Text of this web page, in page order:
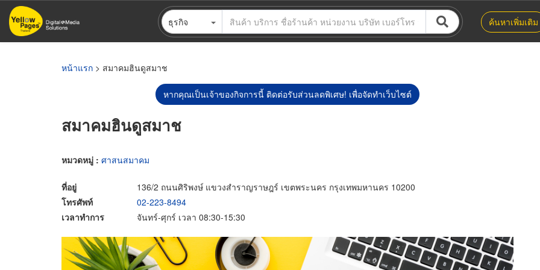
ข้าม
ไป
ธุรกิจ ค้นหาเพิ่มเติม
หน้าแรก > สมาคมฮินดูสมาช
หากคุณเป็นเจ้าของกิจการนี้ ติดต่อรับส่วนลดพิเศษ! เพื่อจัดทำเว็บไซต์
สมาคมฮินดูสมาช
หมวดหมู่ : ศาสนสมาคม
ที่อยู่
136/2 ถนนศิริพงษ์ แขวงสำราญราษฎร์ เขตพระนคร กรุงเทพมหานคร 10200
โทรศัพท์
02-223-8494
เวลาทำการ
จันทร์-ศุกร์ เวลา 08:30-15:30